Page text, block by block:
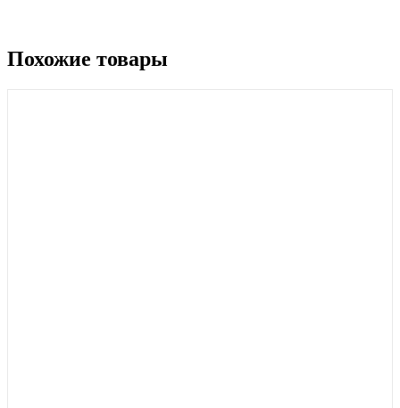
Похожие товары